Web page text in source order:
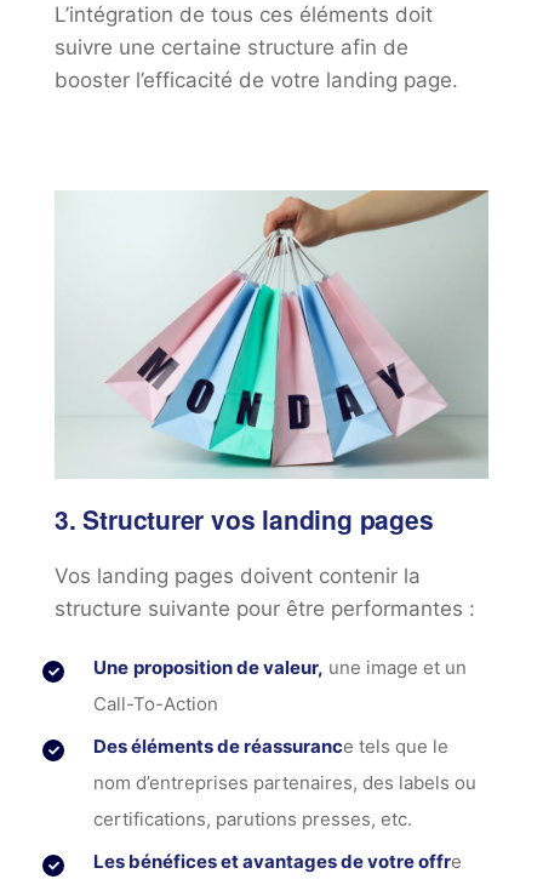
L’intégration de tous ces éléments doit
suivre une certaine structure afin de
booster l’efficacité de votre landing page.
3. Structurer vos landing pages
Vos landing pages doivent contenir la
structure suivante pour être performantes :
Une proposition de valeur, une image et un
Call-To-Action
Des éléments de réassurance tels que le
nom d’entreprises partenaires, des labels ou
certifications, parutions presses, etc.
Les bénéfices et avantages de votre offre